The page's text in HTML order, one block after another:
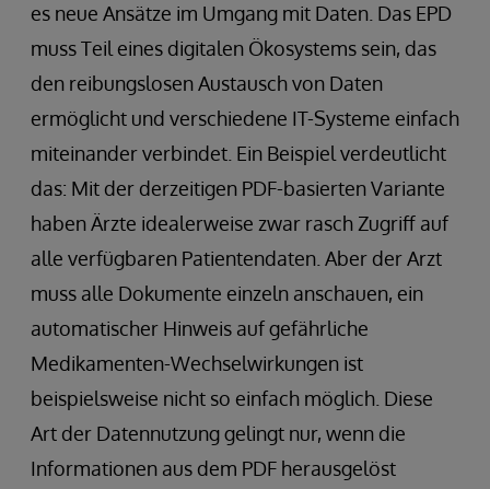
es neue Ansätze im Umgang mit Daten. Das EPD
muss Teil eines digitalen Ökosystems sein, das
den reibungslosen Austausch von Daten
ermöglicht und verschiedene IT-Systeme einfach
miteinander verbindet. Ein Beispiel verdeutlicht
das: Mit der derzeitigen PDF-basierten Variante
haben Ärzte idealerweise zwar rasch Zugriff auf
alle verfügbaren Patientendaten. Aber der Arzt
muss alle Dokumente einzeln anschauen, ein
automatischer Hinweis auf gefährliche
Medikamenten-Wechselwirkungen ist
beispielsweise nicht so einfach möglich. Diese
Art der Datennutzung gelingt nur, wenn die
Informationen aus dem PDF herausgelöst